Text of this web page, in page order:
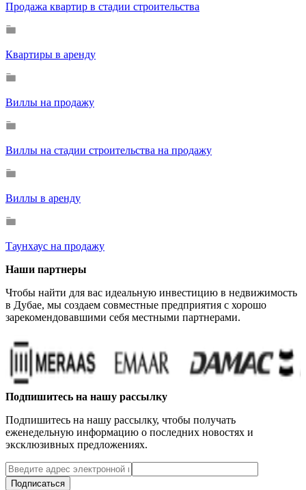
Продажа квартир в стадии строительства
Квартиры в аренду
Виллы на продажу
Виллы на стадии строительства на продажу
Виллы в аренду
Таунхаус на продажу
Наши партнеры
Чтобы найти для вас идеальную инвестицию в недвижимость
в Дубае, мы создаем совместные предприятия с хорошо
зарекомендовавшими себя местными партнерами.
Подпишитесь на нашу рассылку
Подпишитесь на нашу рассылку, чтобы получать
еженедельную информацию о последних новостях и
эксклюзивных предложениях.
Подписаться